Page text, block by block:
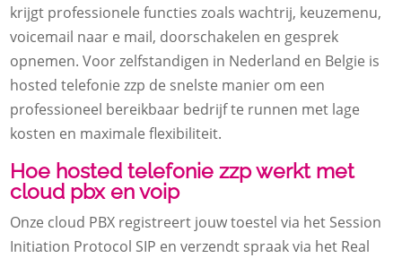
krijgt professionele functies zoals wachtrij, keuzemenu,
voicemail naar e mail, doorschakelen en gesprek
opnemen. Voor zelfstandigen in Nederland en Belgie is
hosted telefonie zzp de snelste manier om een
professioneel bereikbaar bedrijf te runnen met lage
kosten en maximale flexibiliteit.
Hoe hosted telefonie zzp werkt met
cloud pbx en voip
Onze cloud PBX registreert jouw toestel via het Session
Initiation Protocol SIP en verzendt spraak via het Real